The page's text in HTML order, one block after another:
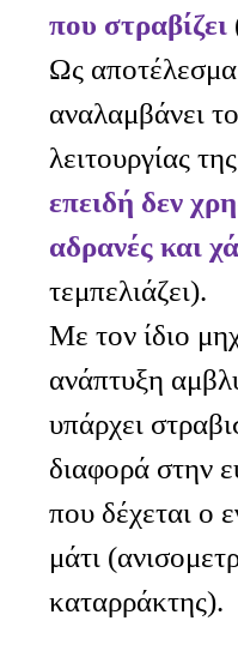
που στραβίζει
Ως
αναλαμβάνει
λειτουργίας
επειδή δεν
αδρανές και
τεμπελιάζει).
Με τον ίδιο
ανάπτυξη
υπάρχει
διαφορά στην
που δέχεται ο
μάτι
καταρράκτης).